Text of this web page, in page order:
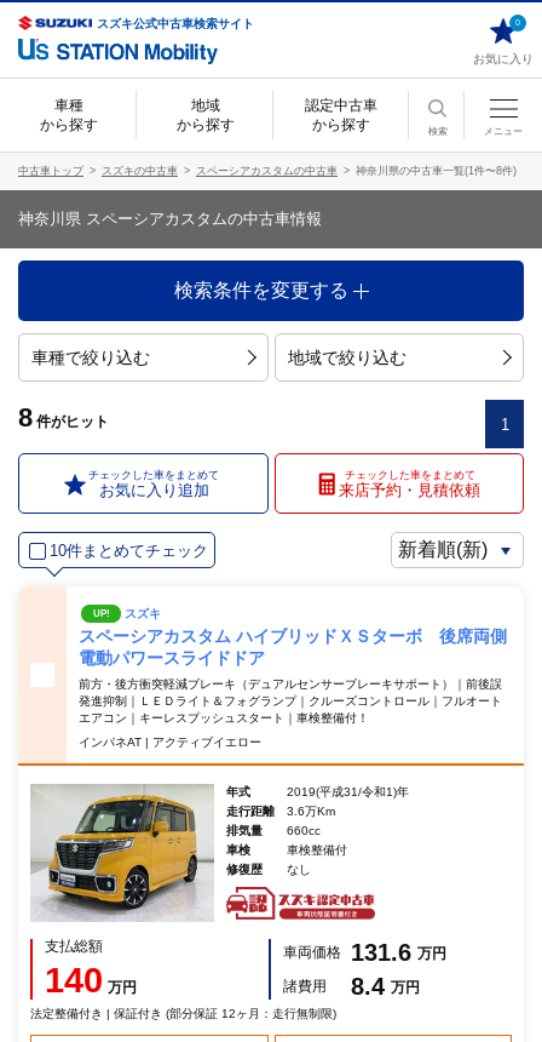
スズキ公式中古車検索サイト
お気に入り
0
車種
から探す
地域
から探す
認定中古車
から探す
検索 メニュー
中古車トップ スズキの中古車 スペーシアカスタムの中古車 神奈川県の中古車一覧(1件〜8件)
神奈川県 スペーシアカスタムの中古車情報
検索条件を変更する
車種で絞り込む 地域で絞り込む
8 件がヒット 1
チェックした車をまとめて
お気に入り追加
チェックした車をまとめて
来店予約・見積依頼
10件まとめてチェック
UP! スズキ
スペーシアカスタム ハイブリッドＸＳターボ 後席両側
電動パワースライドドア
前方・後方衝突軽減ブレーキ（デュアルセンサーブレーキサポート）｜前後誤
発進抑制｜ＬＥＤライト＆フォグランプ｜クルーズコントロール｜フルオート
エアコン｜キーレスプッシュスタート｜車検整備付！
インパネAT | アクティブイエロー
年式
2019(平成31/令和1)年
走行距離
3.6万Km
排気量
660cc
車検
車検整備付
修復歴
なし
支払総額
140 万円
車両価格 131.6 万円
諸費用
8.4 万円
法定整備付き | 保証付き (部分保証 12ヶ月：走行無制限)